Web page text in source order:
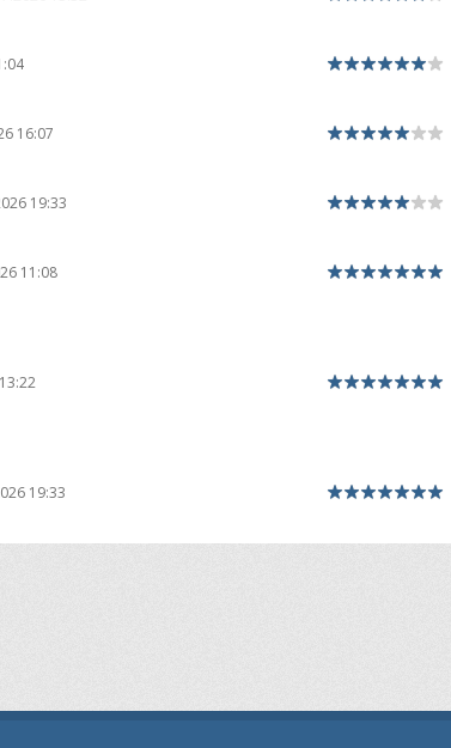
16:07
19:33
11:08
19:33